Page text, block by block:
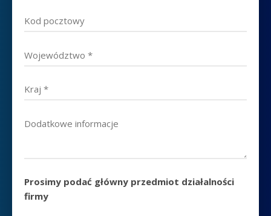
Prosimy podać główny przedmiot działalności
firmy